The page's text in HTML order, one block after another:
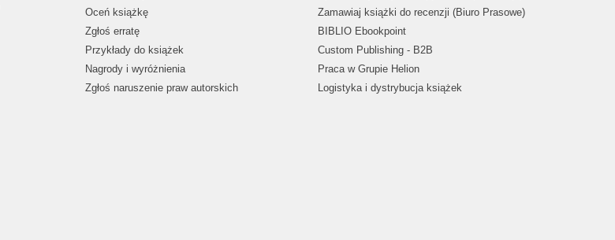
Oceń książkę
Zgłoś erratę
Przykłady do książek
Nagrody i wyróżnienia
Zgłoś naruszenie praw autorskich
Zamawiaj książki do recenzji (Biuro Prasowe)
BIBLIO Ebookpoint
Custom Publishing - B2B
Praca w Grupie Helion
Logistyka i dystrybucja książek